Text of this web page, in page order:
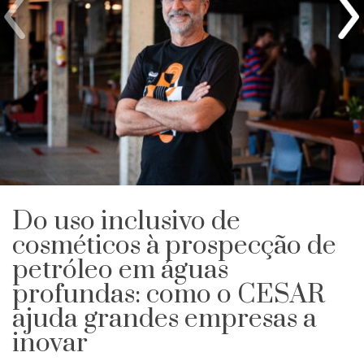
Do uso inclusivo de
cosméticos à prospecção de
petróleo em águas
profundas: como o CESAR
ajuda grandes empresas a
inovar